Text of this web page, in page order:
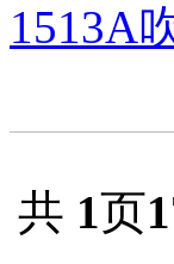
1513A
共 1页